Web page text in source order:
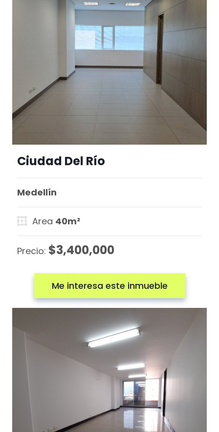
Ciudad Del Río
Medellín
Area 40m²
Precio: $3,400,000
Me interesa este inmueble